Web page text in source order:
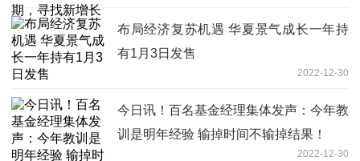
布局经济复苏机遇 华夏景气成长一年持
有1月3日发售
2022-12-30
今日讯！百名基金经理集体发声：今年教
训是明年经验 输掉时间不输掉结果！
2022-12-30